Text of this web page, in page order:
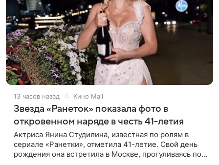
13 часов назад Кино Mail
Звезда «Ранеток» показала фото в
откровенном наряде в честь 41-летия
Актриса Янина Студилина, известная по ролям в
сериале «Ранетки», отметила 41-летие. Свой день
рождения она встретила в Москве, прогуливаясь по